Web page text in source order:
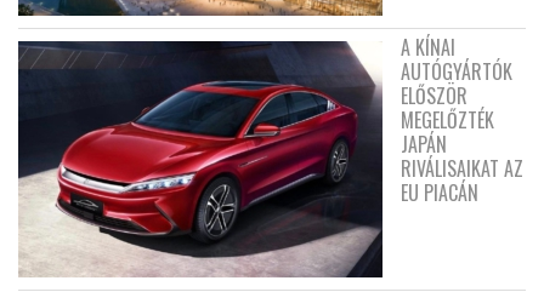
A KÍNAI
AUTÓGYÁRTÓK
ELŐSZÖR
MEGELŐZTÉK
JAPÁN
RIVÁLISAIKAT AZ
EU PIACÁN